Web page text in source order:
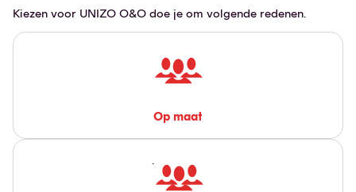
Kiezen voor UNIZO O&O doe je om volgende redenen.
Op maat
.